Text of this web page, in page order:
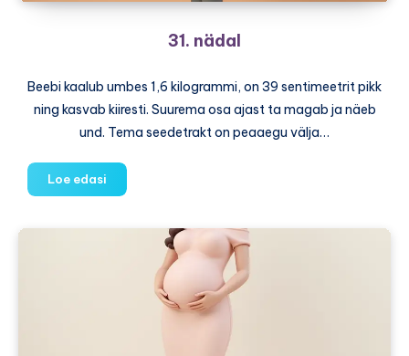
31. nädal
Beebi kaalub umbes 1,6 kilogrammi, on 39 sentimeetrit pikk
ning kasvab kiiresti. Suurema osa ajast ta magab ja näeb
und. Tema seedetrakt on peaaegu välja…
Loe edasi
nädal